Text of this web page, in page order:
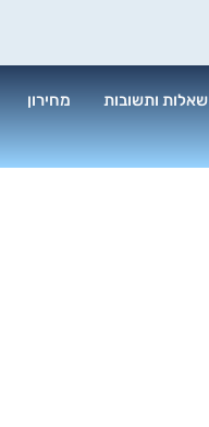
שאלות ותשובות מחירון